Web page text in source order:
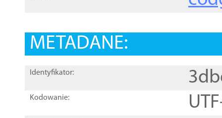
METADANE:
Identyfikator:
Kodowanie: